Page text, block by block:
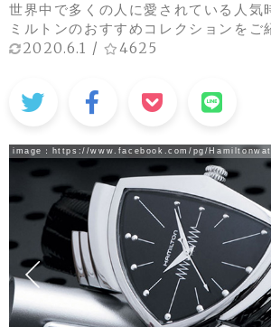
世界中で多くの人に愛されている人気
ミルトンのおすすめコレクションをご
2020.6.1 / 4625
image： https://www.facebook.com/pg/